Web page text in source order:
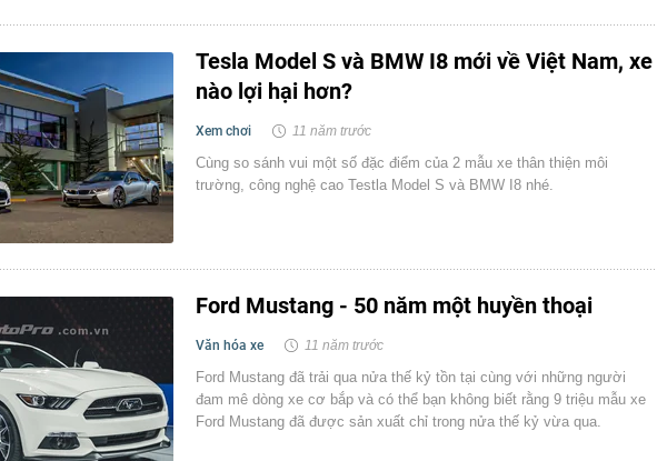
Tesla Model S và BMW I8 mới về Việt Nam, xe
nào lợi hại hơn?
Xem chơi 11 năm trước
Cùng so sánh vui một số đặc điểm của 2 mẫu xe thân thiện môi
trường, công nghệ cao Testla Model S và BMW I8 nhé.
Ford Mustang - 50 năm một huyền thoại
Văn hóa xe 11 năm trước
Ford Mustang đã trải qua nửa thế kỷ tồn tại cùng với những người
đam mê dòng xe cơ bắp và có thể bạn không biết rằng 9 triệu mẫu xe
Ford Mustang đã được sản xuất chỉ trong nửa thế kỷ vừa qua.